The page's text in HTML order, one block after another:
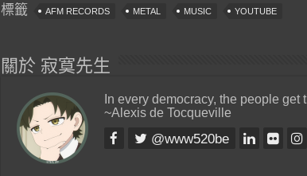
標籤 AFM RECORDS METAL MUSIC YOUTUBE
關於 寂寞先生
In every democracy, the people get
~Alexis de Tocqueville
@www520be